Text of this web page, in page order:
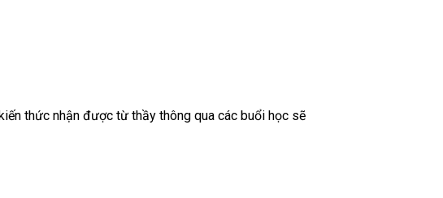
thức nhận được từ thầy thông qua các buổi học sẽ